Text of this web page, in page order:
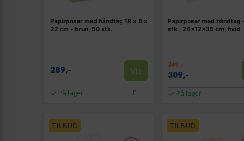
Papirposer med håndtag 18 × 8 ×
22 cm - brun, 50 stk.
289,- Vis
På lager
Papirposer med håndtag
stk., 26×12×35 cm, hvid
349,-
309,-
På lager
TILBUD TILBUD